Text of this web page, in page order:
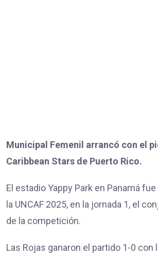
Municipal Femenil arrancó con el
Caribbean Stars de Puerto Rico.
El estadio Yappy Park en Panamá
la UNCAF 2025, en la jornada 1, el
de la competición.
Las Rojas ganaron el partido 1-0 con